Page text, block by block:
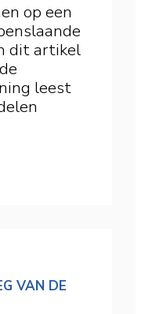
op een
dit artikel
leest
VAN DE